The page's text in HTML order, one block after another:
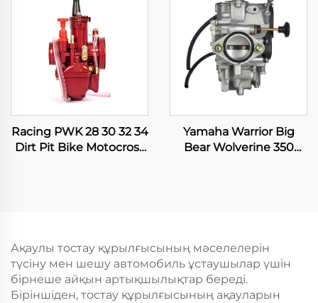
Racing PWK 28 30 32 34
Dirt Pit Bike Motocross
Yamaha Warrior Big
Bear Wolverine 350
Ақаулы тостау құрылғысының мәселелерін
түсіну мен шешу автомобиль ұстаушылар үшін
бірнеше айқын артықшылықтар береді.
Біріншіден, тостау құрылғысының ақауларын